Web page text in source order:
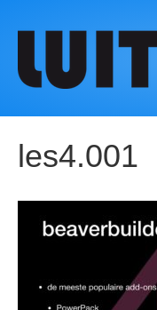
les4.001